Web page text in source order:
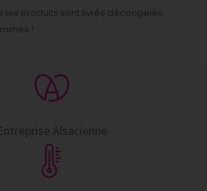
les produits sont livrés décongelés.
!
Alsacienne